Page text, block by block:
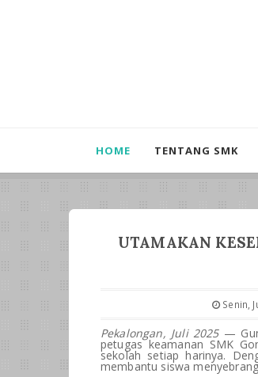
HOME TENTANG SMK
UTAMAKAN
Senin,
Pekalongan, Juli 2025—
petugas keamanan SMK
sekolah setiap harinya.
membantu siswa